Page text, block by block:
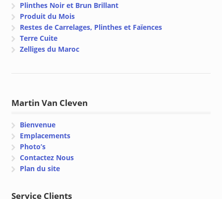
Plinthes Noir et Brun Brillant
Produit du Mois
Restes de Carrelages, Plinthes et Faïences
Terre Cuite
Zelliges du Maroc
Martin Van Cleven
Bienvenue
Emplacements
Photo’s
Contactez Nous
Plan du site
Service Clients